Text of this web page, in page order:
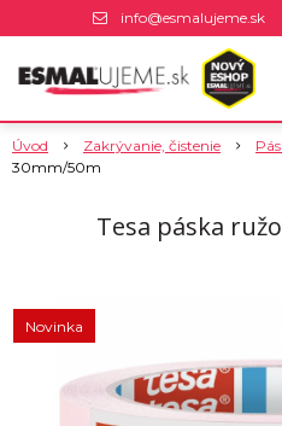
info@esmalujeme.sk
Úvod Zakrývanie, čistenie
30mm/50m
Tesa páska
Novinka